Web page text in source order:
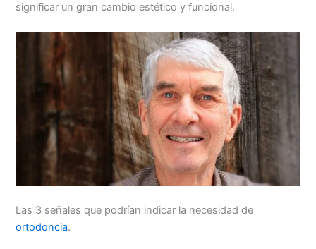
significar un gran cambio estético y funcional.
Las 3 señales que podrían indicar la necesidad de
ortodoncia.